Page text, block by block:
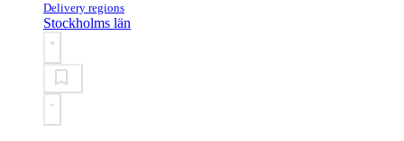
Delivery regions
Stockholms län